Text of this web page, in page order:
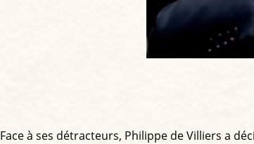
Face à ses détracteurs, Philippe de Villiers a